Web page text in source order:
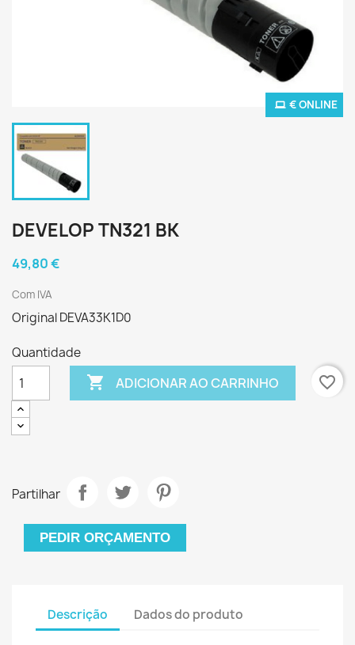
€ ONLINE
DEVELOP TN321 BK
49,80 €
Com IVA
Original DEVA33K1D0
Quantidade
 ADICIONAR AO CARRINHO favorite_border
Partilhar
PEDIR ORÇAMENTO
Descrição Dados do produto